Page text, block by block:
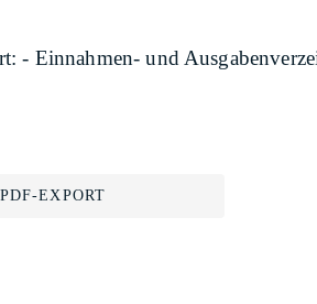
- Einnahmen- und
PDF-EXPORT